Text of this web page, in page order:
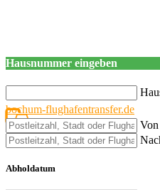
Hausnummer eingeben
bochum-flughafentransfer.de
Von
Abholdatum